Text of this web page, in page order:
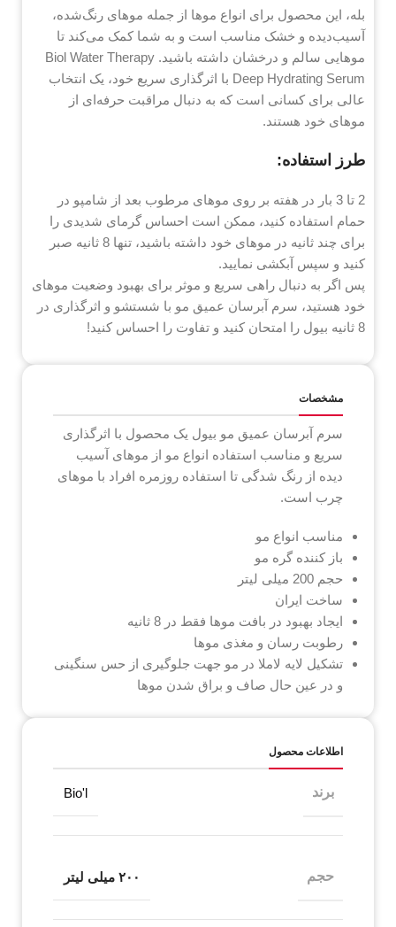
بله، این محصول برای انواع موها از جمله موهای رنگ‌شده،
آسیب‌دیده و خشک مناسب است و به شما کمک می‌کند تا
موهایی سالم و درخشان داشته باشید. Biol Water Therapy
Deep Hydrating Serum با اثرگذاری سریع خود، یک انتخاب
عالی برای کسانی است که به دنبال مراقبت حرفه‌ای از
موهای خود هستند.
طرز استفاده:
2 تا 3 بار در هفته بر روی موهای مرطوب بعد از شامپو در
حمام استفاده کنید، ممکن است احساس گرمای شدیدی را
برای چند ثانیه در موهای خود داشته باشید، تنها 8 ثانیه صبر
کنید و سپس آبکشی نمایید.
پس اگر به دنبال راهی سریع و موثر برای بهبود وضعیت موهای
خود هستید، سرم آبرسان عمیق مو با شستشو و اثرگذاری در
8 ثانیه بیول را امتحان کنید و تفاوت را احساس کنید!
مشخصات
سرم آبرسان عمیق مو بیول یک محصول با اثرگذاری
سریع و مناسب استفاده انواع مو از موهای آسیب
دیده از رنگ شدگی تا استفاده روزمره افراد با موهای
چرب است.
مناسب انواع مو
باز کننده گره مو
حجم 200 میلی لیتر
ساخت ایران
ایجاد بهبود در بافت موها فقط در 8 ثانیه
رطوبت رسان و مغذی موها
تشکیل لایه لاملا در مو جهت جلوگیری از حس سنگینی
و در عین حال صاف و براق شدن موها
اطلاعات محصول
برند Bio'l
حجم ۲۰۰ میلی لیتر